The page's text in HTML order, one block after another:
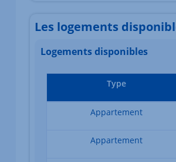
Les logements
Logements disponibles
Type
Appartement
Appartement